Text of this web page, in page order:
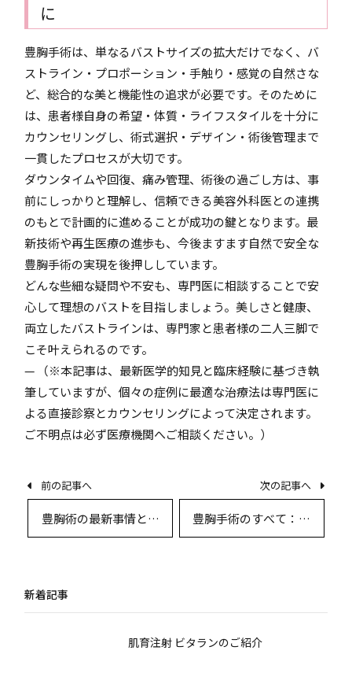
に
豊胸手術は、単なるバストサイズの拡大だけでなく、バ
ストライン・プロポーション・手触り・感覚の自然さな
ど、総合的な美と機能性の追求が必要です。そのために
は、患者様自身の希望・体質・ライフスタイルを十分に
カウンセリングし、術式選択・デザイン・術後管理まで
一貫したプロセスが大切です。
ダウンタイムや回復、痛み管理、術後の過ごし方は、事
前にしっかりと理解し、信頼できる美容外科医との連携
のもとで計画的に進めることが成功の鍵となります。最
新技術や再生医療の進歩も、今後ますます自然で安全な
豊胸手術の実現を後押ししています。
どんな些細な疑問や不安も、専門医に相談することで安
心して理想のバストを目指しましょう。美しさと健康、
両立したバストラインは、専門家と患者様の二人三脚で
こそ叶えられるのです。
— （※本記事は、最新医学的知見と臨床経験に基づき執
筆していますが、個々の症例に最適な治療法は専門医に
よる直接診察とカウンセリングによって決定されます。
ご不明点は必ず医療機関へご相談ください。）
前の記事へ
豊胸術の最新事情とダ
ウンタイム徹底解説
次の記事へ
豊胸手術のすべて：最
新技術・患者体験・リ
新着記事
肌育注射 ビタランのご紹介